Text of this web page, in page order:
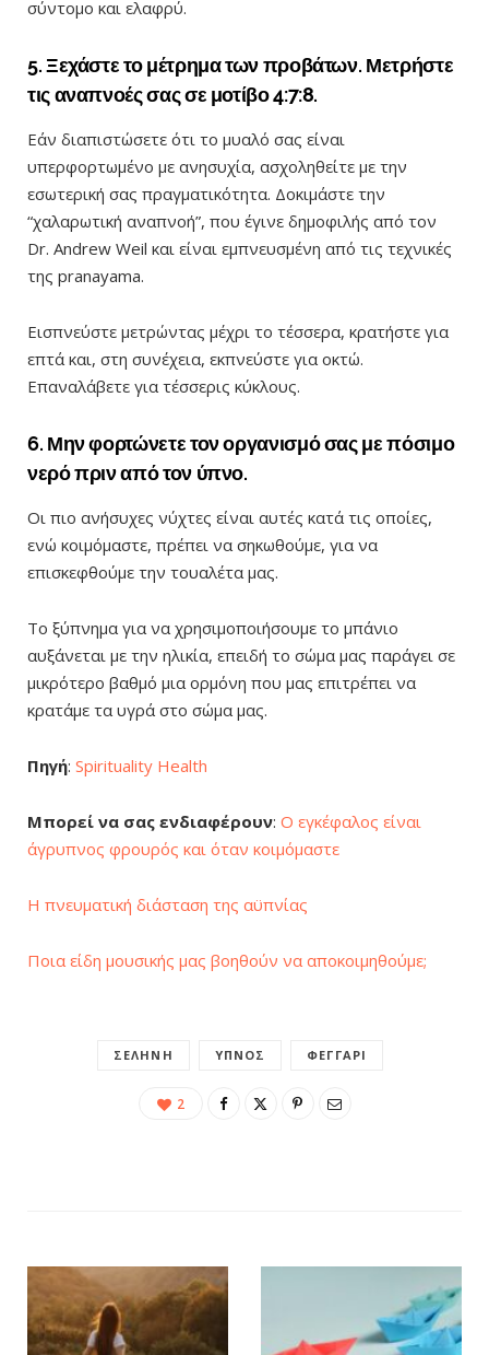
σύντομο και ελαφρύ.
5. Ξεχάστε το μέτρημα των προβάτων. Μετρήστε
τις αναπνοές σας σε μοτίβο 4:7:8.
Εάν διαπιστώσετε ότι το μυαλό σας είναι
υπερφορτωμένο με ανησυχία, ασχοληθείτε με την
εσωτερική σας πραγματικότητα. Δοκιμάστε την
“χαλαρωτική αναπνοή”, που έγινε δημοφιλής από τον
Dr. Andrew Weil και είναι εμπνευσμένη από τις τεχνικές
της pranayama.
Εισπνεύστε μετρώντας μέχρι το τέσσερα, κρατήστε για
επτά και, στη συνέχεια, εκπνεύστε για οκτώ.
Επαναλάβετε για τέσσερις κύκλους.
6. Μην φορτώνετε τον οργανισμό σας με πόσιμο
νερό πριν από τον ύπνο.
Οι πιο ανήσυχες νύχτες είναι αυτές κατά τις οποίες,
ενώ κοιμόμαστε, πρέπει να σηκωθούμε, για να
επισκεφθούμε την τουαλέτα μας.
Το ξύπνημα για να χρησιμοποιήσουμε το μπάνιο
αυξάνεται με την ηλικία, επειδή το σώμα μας παράγει σε
μικρότερο βαθμό μια ορμόνη που μας επιτρέπει να
κρατάμε τα υγρά στο σώμα μας.
Πηγή: Spirituality Health
Μπορεί να σας ενδιαφέρουν: Ο εγκέφαλος είναι
άγρυπνος φρουρός και όταν κοιμόμαστε
Η πνευματική διάσταση της αϋπνίας
Ποια είδη μουσικής μας βοηθούν να αποκοιμηθούμε;
ΣΕΛΉΝΗ ΎΠΝΟΣ ΦΕΓΓΆΡΙ
2